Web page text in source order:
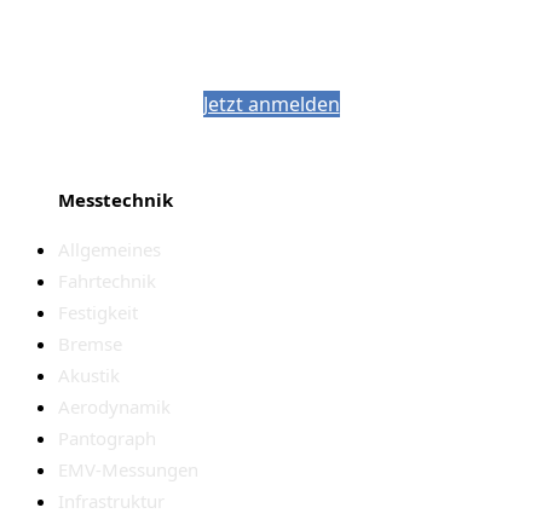
Jetzt anmelden
Messtechnik
Allgemeines
Fahrtechnik
Festigkeit
Bremse
Akustik
Aerodynamik
Pantograph
EMV-Messungen
Infrastruktur